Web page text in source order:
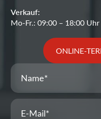
Verkauf:
Mo-Fr.: 09:00 – 18:00 Uhr
ONLINE-